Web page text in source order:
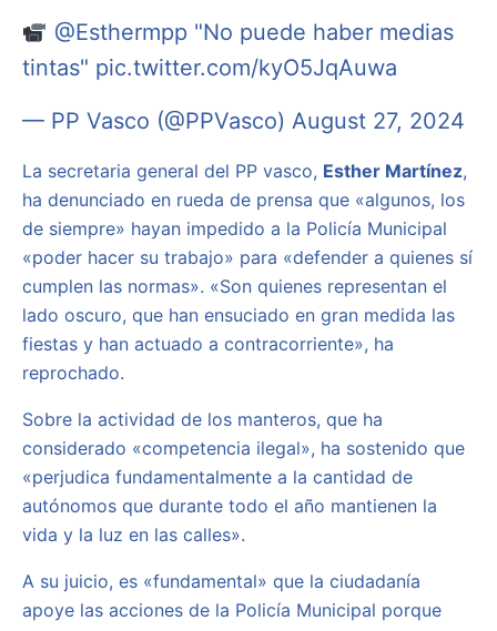
@Esthermpp "No puede haber medias
tintas" pic.twitter.com/kyO5JqAuwa
— PP Vasco (@PPVasco) August 27, 2024
La secretaria general del PP vasco, Esther Martínez,
ha denunciado en rueda de prensa que «algunos, los
de siempre» hayan impedido a la Policía Municipal
«poder hacer su trabajo» para «defender a quienes sí
cumplen las normas». «Son quienes representan el
lado oscuro, que han ensuciado en gran medida las
fiestas y han actuado a contracorriente», ha
reprochado.
Sobre la actividad de los manteros, que ha
considerado «competencia ilegal», ha sostenido que
«perjudica fundamentalmente a la cantidad de
autónomos que durante todo el año mantienen la
vida y la luz en las calles».
A su juicio, es «fundamental» que la ciudadanía
apoye las acciones de la Policía Municipal porque